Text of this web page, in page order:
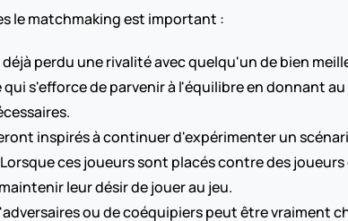
le matchmaking est important :
perdu une rivalité avec quelqu'un de bien
s'efforce de parvenir à l'équilibre en donnant
inspirés à continuer d'expérimenter un
ces joueurs sont placés contre des
leur désir de jouer au jeu.
ou de coéquipiers peut être vraiment